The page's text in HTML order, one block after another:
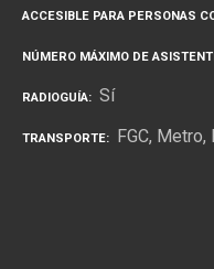
ACCESIBLE PARA PERSONAS
NÚMERO MÁXIMO DE
RADIOGUÍA Sí
TRANSPORTE FGC Metro